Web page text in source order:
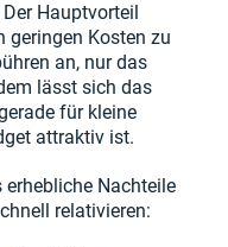
Hauptvorteil
geringen Kosten zu
an, nur das
lässt sich das
für kleine
attraktiv ist.
Nachteile
relativieren: